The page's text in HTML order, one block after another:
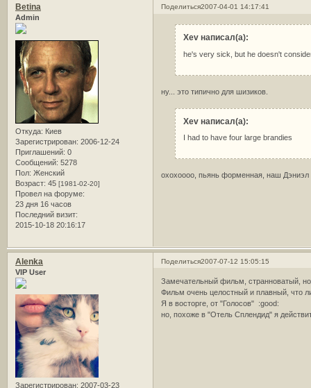
Поделиться2007-04-01 14:17:41
Betina
Admin
Откуда: Киев
Зарегистрирован: 2006-12-24
Приглашений: 0
Сообщений: 5278
Пол: Женский
Возраст: 45 [1981-02-20]
Провел на форуме:
23 дня 16 часов
Последний визит:
2015-10-18 20:16:17
Xev написал(а):
he's very sick, but he doesn't
ну... это типично для шизиков.
Xev написал(а):
I had to have four large brandies
охохоооо, пьянь форменная, наш
Поделиться2007-07-12 15:05:15
Alenka
VIP User
Зарегистрирован: 2007-03-23
Замечательный фильм, странноватый,
Фильм очень целостный и плавный, что
Я в восторге, от "Голосов" :good:
но, похоже в "Отель Сплендид" я